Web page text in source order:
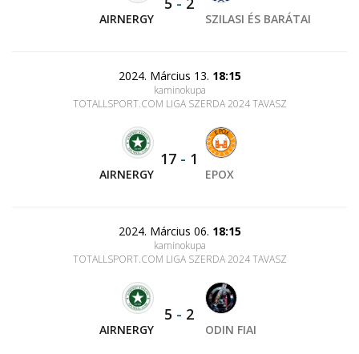
AIRNERGY SZILASI ÉS BARÁTAI
2024. Március 13. 18:15
kaminokupa
TOTALLSPORT.COM LIGA SZERDA 2024 TAVASZ
AIRNERGY
17 - 1
EPOX
2024. Március 06. 18:15
kaminokupa
TOTALLSPORT.COM LIGA SZERDA 2024 TAVASZ
AIRNERGY
5 - 2
ODIN FIAI